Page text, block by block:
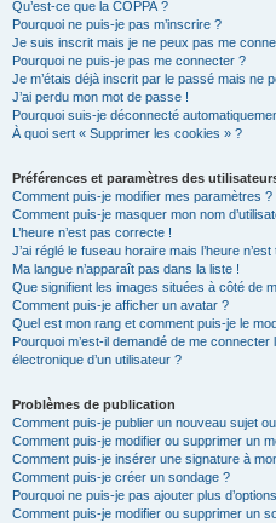
Qu’est-ce que la COPPA ?
Pourquoi ne puis-je pas m’inscrire ?
Je suis inscrit mais je ne peux pas me
Pourquoi ne puis-je pas me connecter ?
Je m’étais déjà inscrit par le passé mais ne
J’ai perdu mon mot de passe !
Pourquoi suis-je déconnecté
À quoi sert « Supprimer les cookies » ?
Préférences et paramètres des
Comment puis-je modifier mes paramètres ?
Comment puis-je masquer mon nom
L’heure n’est pas correcte !
J’ai réglé le fuseau horaire mais l’heure
Ma langue n’apparaît pas dans la liste !
Que signifient les images situées à côté de
Comment puis-je afficher un avatar ?
Quel est mon rang et comment puis-je le
Pourquoi m’est-il demandé de me
électronique d’un utilisateur ?
Problèmes de publication
Comment puis-je publier un nouveau sujet
Comment puis-je modifier ou supprimer un
Comment puis-je insérer une signature à
Comment puis-je créer un sondage ?
Pourquoi ne puis-je pas ajouter plus
Comment puis-je modifier ou supprimer un